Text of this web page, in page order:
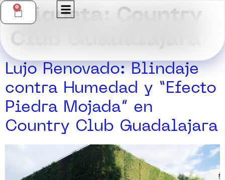
0
Etiqueta: Country
Club Guadalajara
Lujo Renovado: Blindaje
contra Humedad y “Efecto
Piedra Mojada” en
Country Club Guadalajara